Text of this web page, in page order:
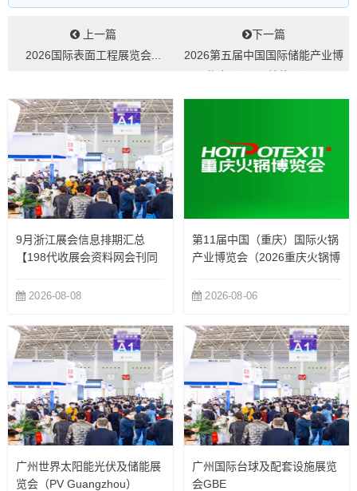
上一篇
2026国际表面工程展览会...
下一篇
2026第五届中国国际储能产业博
9月浙江展会信息排期汇总
【198代收展会资料网会刊同
2026-08-08
第11届中国（重庆）国际火锅
产业博览会（2026重庆火锅博
2026-08-06
广州世界太阳能光伏及储能展
览会（PV Guangzhou）
广州国际台球及配套设施展览
会GBE